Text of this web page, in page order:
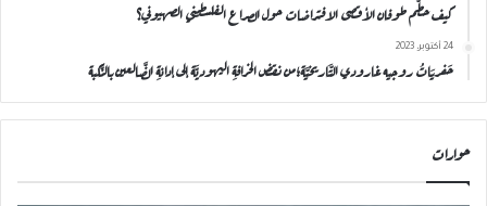
كيف حطَّم طوفان الأقصى الافتراضات حول الصراع الفلسطيني الصهيوني؟
24 أكتوبر، 2023
حَفريَاتُ روجيه غارودي التَّاريخيَّة؛من نقضِ الخرافةِ اليهوديَّة إلى إدانةِ الضَّالعين بالنَّكبة
حوارات